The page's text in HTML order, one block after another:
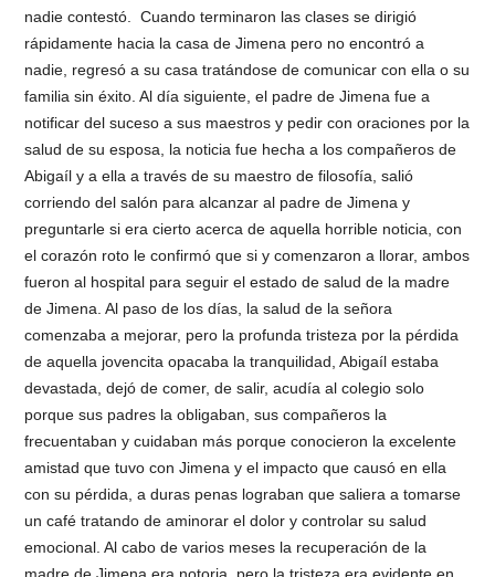
nadie contestó. Cuando terminaron las clases se dirigió
rápidamente hacia la casa de Jimena pero no encontró a
nadie, regresó a su casa tratándose de comunicar con ella o su
familia sin éxito. Al día siguiente, el padre de Jimena fue a
notificar del suceso a sus maestros y pedir con oraciones por la
salud de su esposa, la noticia fue hecha a los compañeros de
Abigaíl y a ella a través de su maestro de filosofía, salió
corriendo del salón para alcanzar al padre de Jimena y
preguntarle si era cierto acerca de aquella horrible noticia, con
el corazón roto le confirmó que si y comenzaron a llorar, ambos
fueron al hospital para seguir el estado de salud de la madre
de Jimena. Al paso de los días, la salud de la señora
comenzaba a mejorar, pero la profunda tristeza por la pérdida
de aquella jovencita opacaba la tranquilidad, Abigaíl estaba
devastada, dejó de comer, de salir, acudía al colegio solo
porque sus padres la obligaban, sus compañeros la
frecuentaban y cuidaban más porque conocieron la excelente
amistad que tuvo con Jimena y el impacto que causó en ella
con su pérdida, a duras penas lograban que saliera a tomarse
un café tratando de aminorar el dolor y controlar su salud
emocional. Al cabo de varios meses la recuperación de la
madre de Jimena era notoria, pero la tristeza era evidente en